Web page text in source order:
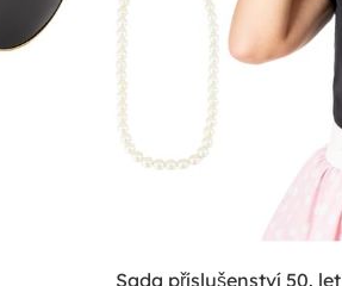
Sada příslušenství 50. let